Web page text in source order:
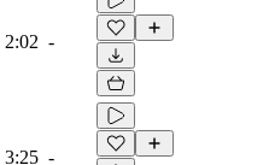
2:02 -
3:25 -